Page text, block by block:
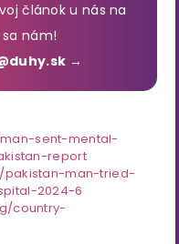
článok u nás na
nám!
→
sent-mental-
report
pakistan-man-tried-
2024-6
country-